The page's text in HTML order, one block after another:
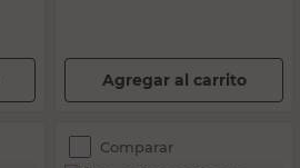
Agregar al carrito
Comparar